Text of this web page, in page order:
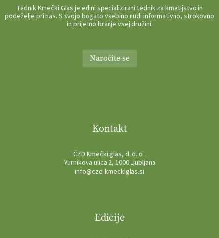
Tednik Kmečki Glas je edini specializirani tednik za kmetijstvo in
podeželje pri nas. S svojo bogato vsebino nudi informativno, strokovno
in prijetno branje vsej družini.
Naročite se
Kontakt
ČZD Kmečki glas, d. o. o .
Vurnikova ulica 2, 1000 Ljubljana
info@czd-kmeckiglas.si
Edicije